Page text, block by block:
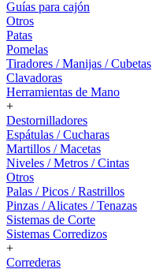
Guías para cajón
Otros
Patas
Pomelas
Tiradores / Manijas / Cubetas
Clavadoras
Herramientas de Mano
+
Destornilladores
Espátulas / Cucharas
Martillos / Macetas
Niveles / Metros / Cintas
Otros
Palas / Picos / Rastrillos
Pinzas / Alicates / Tenazas
Sistemas de Corte
Sistemas Corredizos
+
Correderas